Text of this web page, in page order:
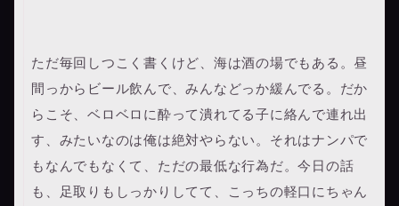
ただ毎回しつこく書くけど、海は酒の場でもある。昼
間っからビール飲んで、みんなどっか緩んでる。だか
らこそ、ベロベロに酔って潰れてる子に絡んで連れ出
す、みたいなのは俺は絶対やらない。それはナンパで
もなんでもなくて、ただの最低な行為だ。今日の話
も、足取りもしっかりしてて、こっちの軽口にちゃん